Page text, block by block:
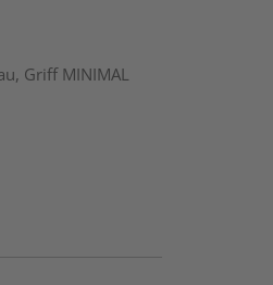
Griff MINIMAL